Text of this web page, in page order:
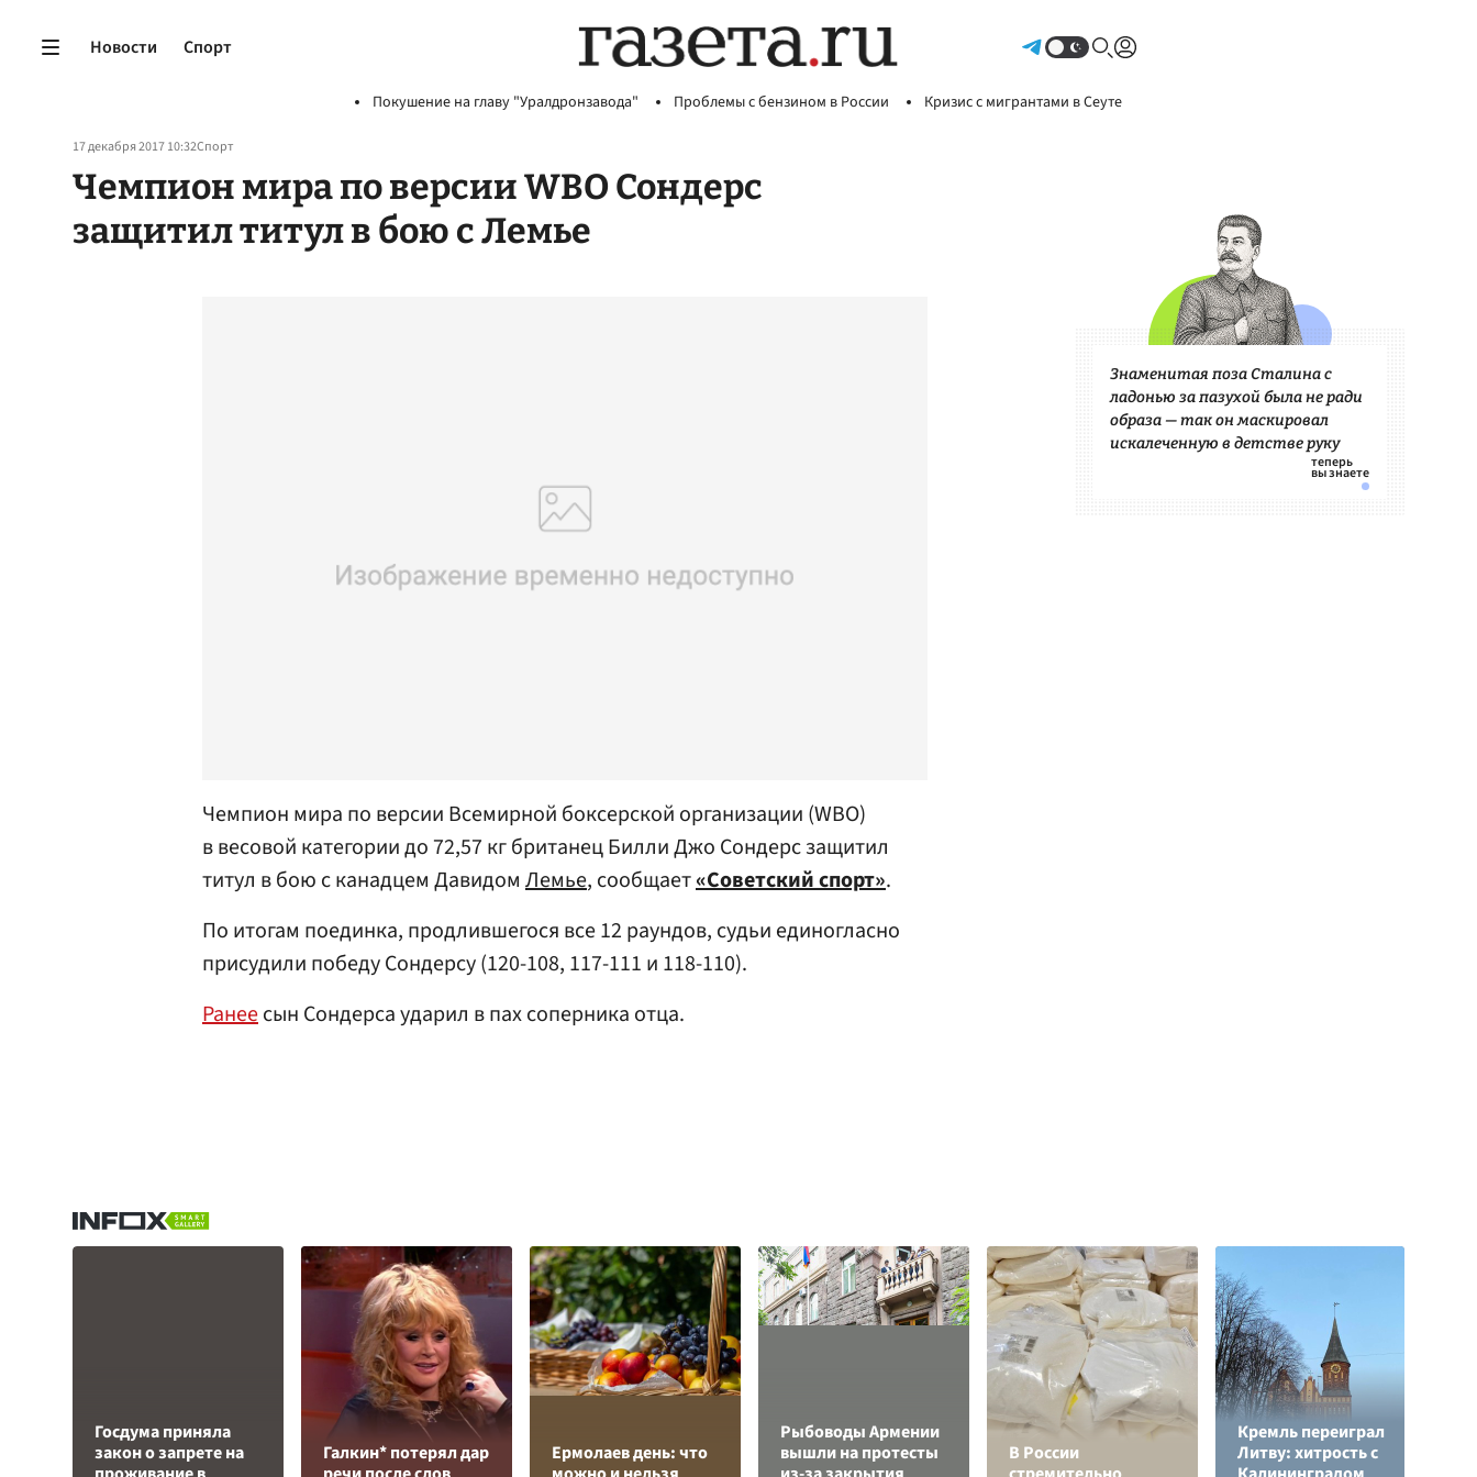
Новости Спорт
Покушение на главу "Уралдронзавода" Проблемы с бензином в России Кризис с мигрантами в Сеуте
17 декабря 2017 10:32Спорт
Чемпион мира по версии WBO Сондерс
защитил титул в бою с Лемье
Чемпион мира по версии Всемирной боксерской организации (WBO)
в весовой категории до 72,57 кг британец Билли Джо Сондерс защитил
титул в бою с канадцем Давидом Лемье, сообщает«Советский спорт».
По итогам поединка, продлившегося все 12 раундов, судьи единогласно
присудили победу Сондерсу (120-108, 117-111 и 118-110).
Ранеесын Сондерса ударил в пах соперника отца.
Знаменитая поза Сталина с
ладонью за пазухой была не ради
образа — так он маскировал
искалеченную в детстве руку
Госдума приняла
закон о запрете на
Галкин* потерял дар
Ермолаев день: что
Рыбоводы Армении
вышли на протесты
В России
Кремль переиграл
Литву: хитрость с